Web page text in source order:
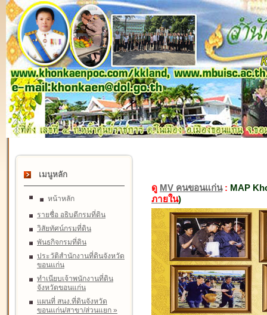
เมนูหลัก
หน้าหลัก
รายชื่อ อธิบดีกรมที่ดิน
วิสัยทัศน์กรมที่ดิน
พันธกิจกรมที่ดิน
ประวัติสำนักงานที่ดินจังหวัด
ขอนแก่น
ทำเนียบเจ้าพนักงานที่ดิน
จังหวัดขอนแก่น
แผนที่ สนง.ที่ดินจังหวัด
ขอนแก่น/สาขา/ส่วนแยก »
ดู MV คนขอนแก่น: MAP
ภายใน)